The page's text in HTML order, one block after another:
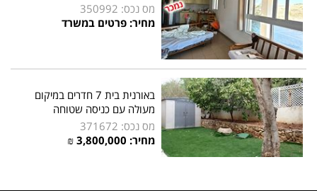
מס נכס: 350992
מחיר: פרטים במשרד
באורנית בית 7 חדרים במיקום
מעולה עם כניסה שטוחה
מס נכס: 371672
מחיר: 3,800,000 ₪